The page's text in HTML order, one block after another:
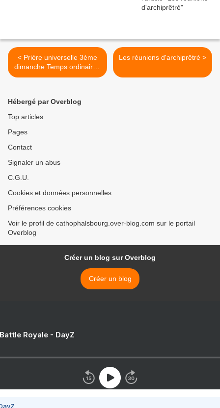
< Prière universelle 3ème
dimanche Temps ordinaire -
26 janvier 2014 Année A
Les réunions d'archiprêtré >
Hébergé par Overblog
Top articles
Pages
Contact
Signaler un abus
C.G.U.
Cookies et données personnelles
Préférences cookies
Voir le profil de cathophalsbourg.over-blog.com sur le portail
Overblog
Créer un blog sur Overblog
Créer un blog
Royale - DayZ